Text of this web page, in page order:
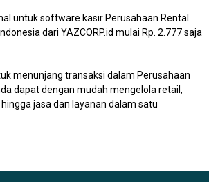
untuk software kasir Perusahaan Rental
dari YAZCORP.id mulai Rp. 2.777 saja
menunjang transaksi dalam Perusahaan
dapat dengan mudah mengelola retail,
jasa dan layanan dalam satu